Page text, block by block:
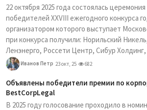
22 октября 2025 года состоялась
победителей XXVIII ежегодного конкурса
организатором которого выступает
при конкурса получили: Норильский
Ленэнерго, Россети Центр, Сибур
Иванов Петр 23 окт, 25 682
Объявлены победители премии по
BestCorpLegal
В 2025 году голосование проходило в